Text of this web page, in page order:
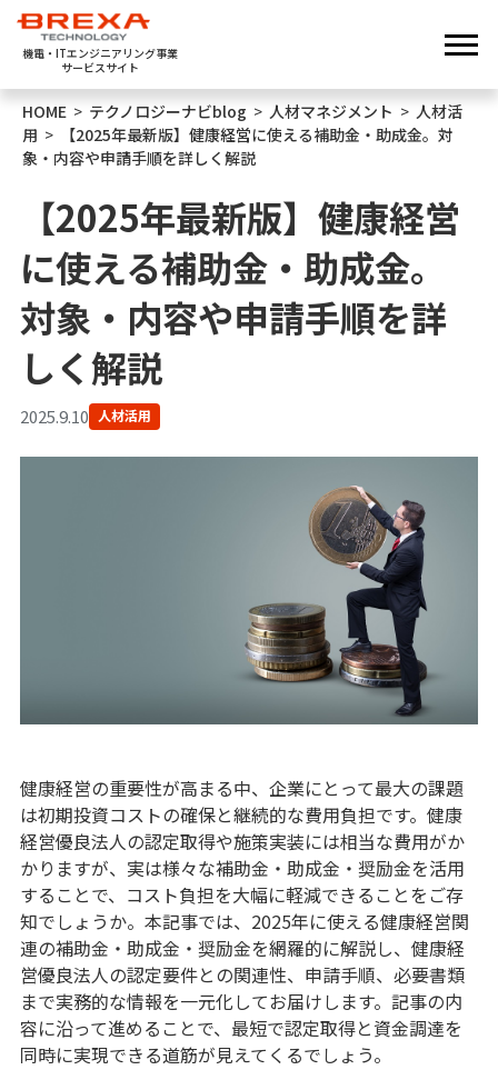
機電・ITエンジニアリング事業
サービスサイト
HOME > テクノロジーナビblog > 人材マネジメント > 人材活
用 >
【2025年最新版】健康経営に使える補助金・助成金。対
象・内容や申請手順を詳しく解説
【2025年最新版】健康経営
に使える補助金・助成金。
対象・内容や申請手順を詳
しく解説
2025.9.10 人材活用
健康経営の重要性が高まる中、企業にとって最大の課題
は初期投資コストの確保と継続的な費用負担です。健康
経営優良法人の認定取得や施策実装には相当な費用がか
かりますが、実は様々な補助金・助成金・奨励金を活用
することで、コスト負担を大幅に軽減できることをご存
知でしょうか。本記事では、2025年に使える健康経営関
連の補助金・助成金・奨励金を網羅的に解説し、健康経
営優良法人の認定要件との関連性、申請手順、必要書類
まで実務的な情報を一元化してお届けします。記事の内
容に沿って進めることで、最短で認定取得と資金調達を
同時に実現できる道筋が見えてくるでしょう。